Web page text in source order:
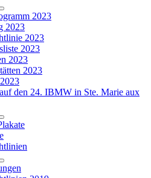
2023
2023
2023
2023
2023
2023
den 24. IBMW in Ste. Marie aux